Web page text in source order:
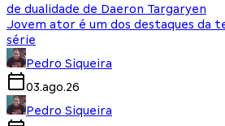
de dualidade de Daeron Targaryen
Jovem ator é um dos destaques da
série
Pedro Siqueira
03.ago.26
Pedro Siqueira